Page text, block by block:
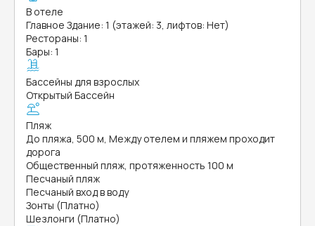
В отеле
Главное Здание: 1 (этажей: 3, лифтов: Нет)
Рестораны: 1
Бары: 1
Бассейны для взрослых
Открытый Бассейн
Пляж
До пляжа, 500 м, Между отелем и пляжем проходит
дорога
Общественный пляж, протяженность 100 м
Песчаный пляж
Песчаный вход в воду
Зонты (Платно)
Шезлонги (Платно)